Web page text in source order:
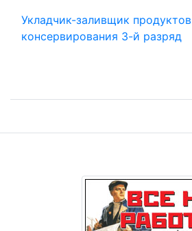
Укладчик-заливщик продуктов
консервирования 3-й разряд